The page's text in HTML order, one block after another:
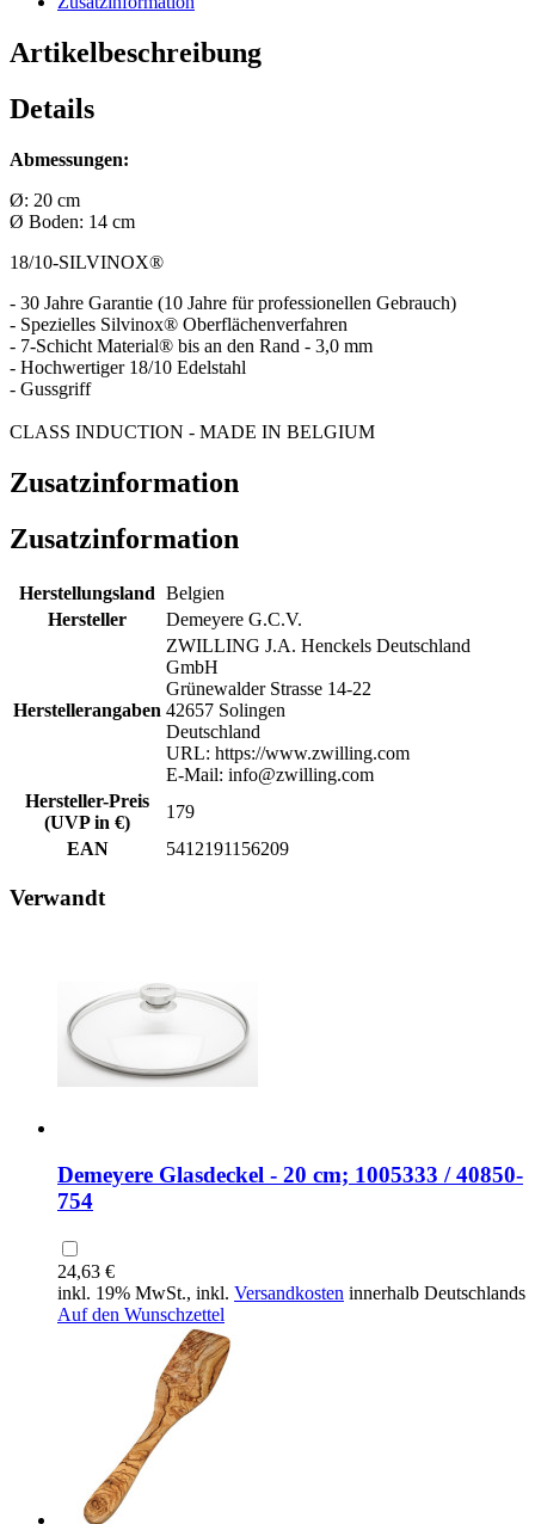
Artikelbeschreibung
Details
Abmessungen:
Ø: 20 cm
Ø Boden: 14 cm
18/10-SILVINOX®
- 30 Jahre Garantie (10 Jahre für professionellen Gebrauch)
- Spezielles Silvinox® Oberflächenverfahren
- 7-Schicht Material® bis an den Rand - 3,0 mm
- Hochwertiger 18/10 Edelstahl
- Gussgriff
CLASS INDUCTION - MADE IN BELGIUM
Zusatzinformation
Zusatzinformation
Herstellungsland Belgien
Hersteller
Demeyere G.C.V.
Herstellerangaben
ZWILLING J.A. Henckels Deutschland
GmbH
Grünewalder Strasse 14-22
42657 Solingen
Deutschland
URL: https://www.zwilling.com
E-Mail: info@zwilling.com
Hersteller-Preis
(UVP in €)
179
EAN
5412191156209
Verwandt
Demeyere Glasdeckel - 20 cm; 1005333 / 40850-
754
24,63 €
inkl. 19% MwSt., inkl. Versandkosten innerhalb Deutschlands
Auf den Wunschzettel